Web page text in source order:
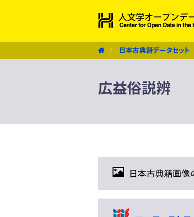
日本古典籍データセット
広益俗説辨
日本古典籍画像